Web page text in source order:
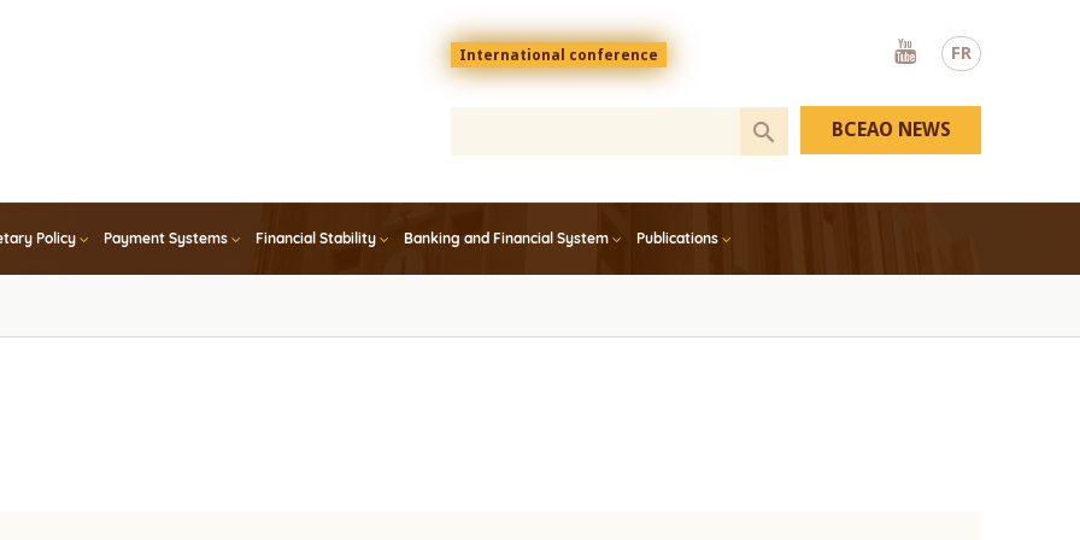
FR
Menu
top
En
International conference
Youtube
Policy Payment Systems Financial Stability Banking and Financial System Publications
BCEAO NEWS